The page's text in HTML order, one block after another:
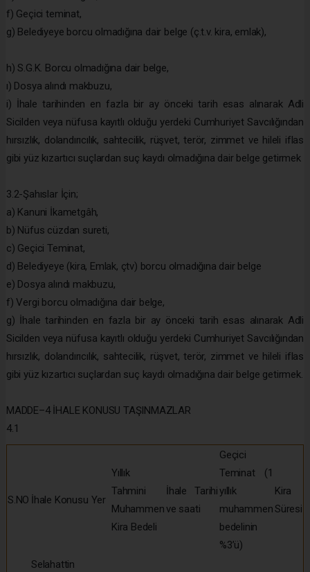
f) Geçici teminat,
g) Belediyeye borcu olmadığına dair belge (ç.t.v. kira, emlak),
h) S.G.K. Borcu olmadığına dair belge,
ı) Dosya alındı makbuzu,
i) İhale tarihinden en fazla bir ay önceki tarih esas alınarak Adli
Sicilden veya nüfusa kayıtlı olduğu yerdeki Cumhuriyet Savcılığından
hırsızlık, dolandırıcılık, sahtecilik, rüşvet, terör, zimmet ve hileli iflas
gibi yüz kızartıcı suçlardan suç kaydı olmadığına dair belge getirmek
3.2-Şahıslar İçin;
a) Kanuni İkametgâh,
b) Nüfus cüzdan sureti,
c) Geçici Teminat,
d) Belediyeye (kira, Emlak, çtv) borcu olmadığına dair belge
e) Dosya alındı makbuzu,
f) Vergi borcu olmadığına dair belge,
g) İhale tarihinden en fazla bir ay önceki tarih esas alınarak Adli
Sicilden veya nüfusa kayıtlı olduğu yerdeki Cumhuriyet Savcılığından
hırsızlık, dolandırıcılık, sahtecilik, rüşvet, terör, zimmet ve hileli iflas
gibi yüz kızartıcı suçlardan suç kaydı olmadığına dair belge getirmek.
MADDE–4 İHALE KONUSU TAŞINMAZLAR
4.1
S.NO İhale Konusu Yer
Yıllık
Tahmini
Muhammen
Kira Bedeli
İhale Tarihi
ve saati
Geçici
Teminat (1
yıllık
muhammen
bedelinin
%3’ü)
Kira
Süresi
Selahattin